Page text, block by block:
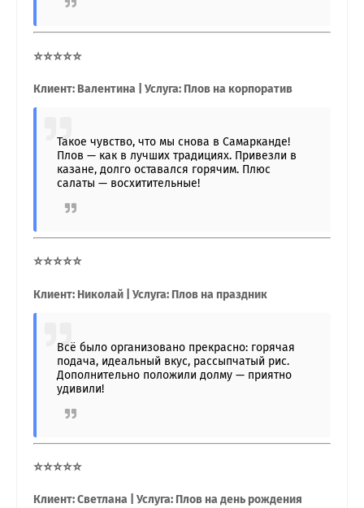
⭐⭐⭐⭐⭐
Клиент: Валентина | Услуга: Плов на корпоратив
Такое чувство, что мы снова в Самарканде!
Плов — как в лучших традициях. Привезли в
казане, долго оставался горячим. Плюс
салаты — восхитительные!
⭐⭐⭐⭐⭐
Клиент: Николай | Услуга: Плов на праздник
Всё было организовано прекрасно: горячая
подача, идеальный вкус, рассыпчатый рис.
Дополнительно положили долму — приятно
удивили!
⭐⭐⭐⭐⭐
Клиент: Светлана | Услуга: Плов на день рождения